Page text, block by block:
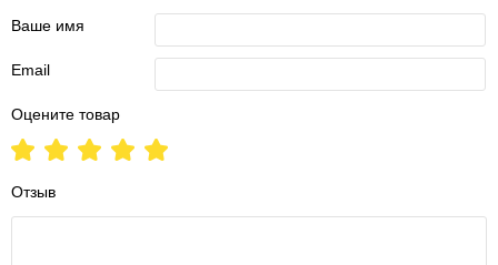
Ваше имя
Email
Оцените товар
Отзыв